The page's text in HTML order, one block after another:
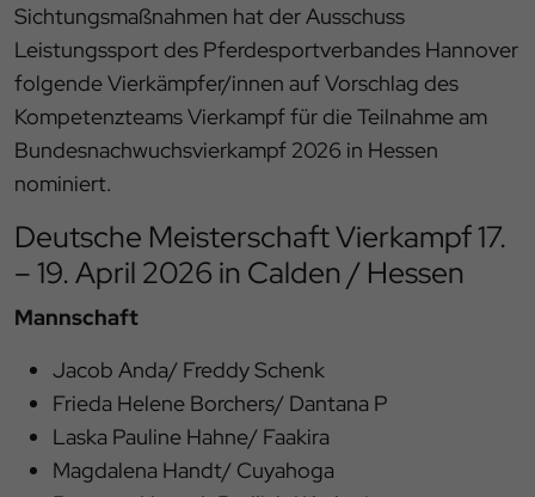
Sichtungsmaßnahmen hat der Ausschuss
Leistungssport des Pferdesportverbandes Hannover
folgende Vierkämpfer/innen auf Vorschlag des
Kompetenzteams Vierkampf für die Teilnahme am
Bundesnachwuchsvierkampf 2026 in Hessen
nominiert.
Deutsche Meisterschaft Vierkampf 17.
– 19. April 2026 in Calden / Hessen
Mannschaft
Jacob Anda/ Freddy Schenk
Frieda Helene Borchers/ Dantana P
Laska Pauline Hahne/ Faakira
Magdalena Handt/ Cuyahoga